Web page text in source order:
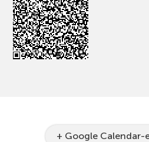
+ Google Calendar-